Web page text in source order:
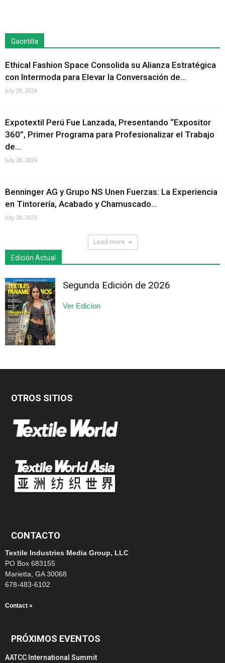
Gacetilla
Ethical Fashion Space Consolida su Alianza Estratégica
con Intermoda para Elevar la Conversación de...
July 29, 2026
Expotextil Perú Fue Lanzada, Presentando “Expositor
360”, Primer Programa para Profesionalizar el Trabajo
de...
July 28, 2026
Benninger AG y Grupo NS Unen Fuerzas: La Experiencia
en Tintorería, Acabado y Chamuscado...
July 28, 2026
Load more
Edición Actual
Segunda Edición de 2026
Ver Edicíon
OTROS SITIOS
CONTACTO
Textile Industries Media Group, LLC
PO Box 683155
Marietta, GA 30068
678-483-6102
Contact »
PRÓXIMOS EVENTOS
AATCC International Summit